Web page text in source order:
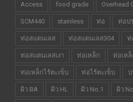
Access food grade Overhead
SCM440 stainless ท่อ ท่อป
ท่อสแตนเลส ท่อสแตนเลส304 ท่
ท่อสแตนเลสเงา ท่อเหล็ก ท่อเห
ท่อเหล็กไร้ตะเข็บ ท่อไร้ตะเข็บ
ผิว BA ผิว HL ผิว No.1 ผิว